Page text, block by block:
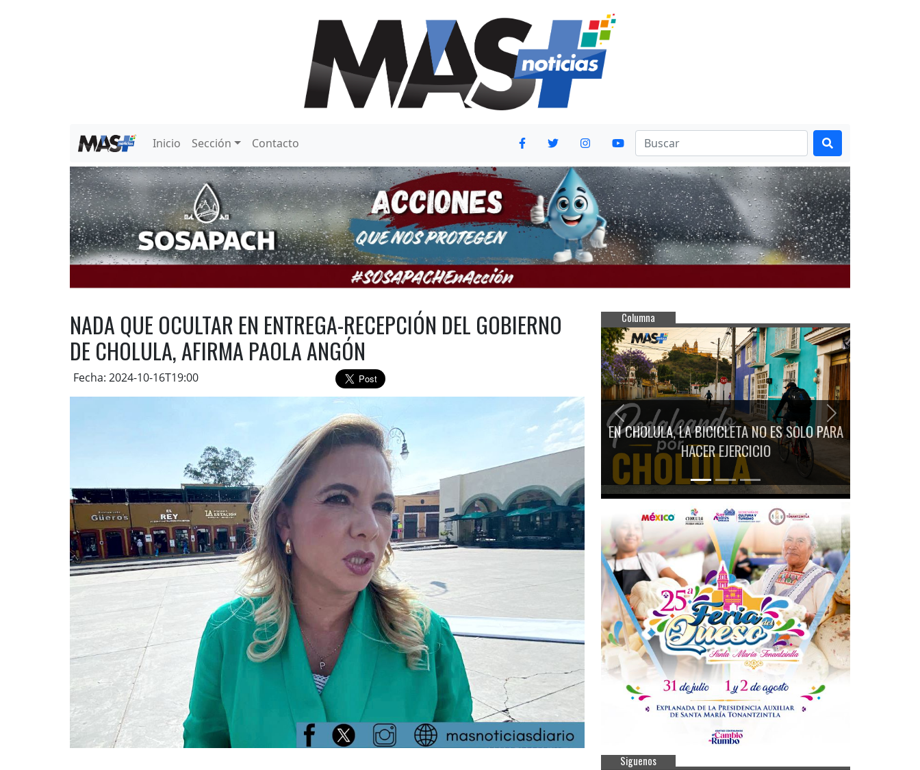
Inicio Sección Contacto
NADA QUE OCULTAR EN ENTREGA-RECEPCIÓN DEL GOBIERNO
DE CHOLULA, AFIRMA PAOLA ANGÓN
Fecha: 2024-10-16T19:00
Columna
EN CHOLULA, LA BICICLETA NO ES SOLO PARA
HACER EJERCICIO
Previous Next
Siguenos